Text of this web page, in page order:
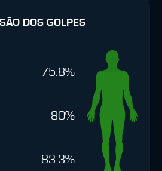
DOS GOLPES
75.8%
80%
83.3%